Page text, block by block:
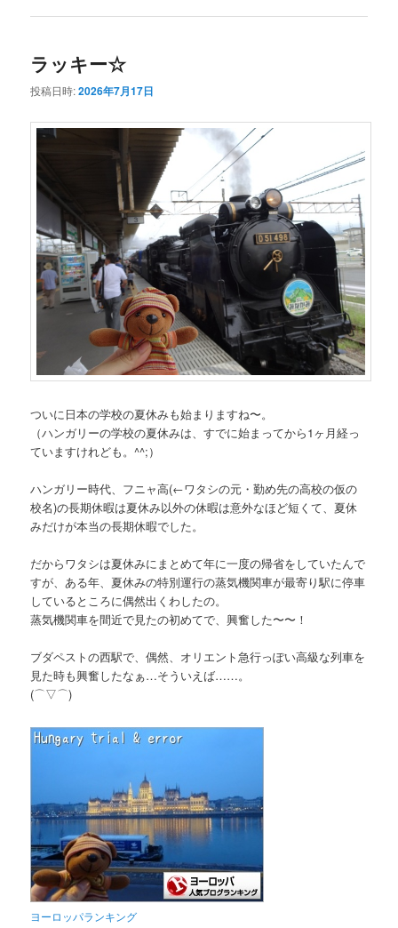
ラッキー☆
投稿日時:2026年7月17日
ついに日本の学校の夏休みも始まりますね〜。
（ハンガリーの学校の夏休みは、すでに始まってから1ヶ月経っ
ていますけれども。^^;）
ハンガリー時代、フニャ高(←ワタシの元・勤め先の高校の仮の
校名)の長期休暇は夏休み以外の休暇は意外なほど短くて、夏休
みだけが本当の長期休暇でした。
だからワタシは夏休みにまとめて年に一度の帰省をしていたんで
すが、ある年、夏休みの特別運行の蒸気機関車が最寄り駅に停車
しているところに偶然出くわしたの。
蒸気機関車を間近で見たの初めてで、興奮した〜〜！
ブダペストの西駅で、偶然、オリエント急行っぽい高級な列車を
見た時も興奮したなぁ…そういえば……。
(⌒▽⌒)
ヨーロッパランキング